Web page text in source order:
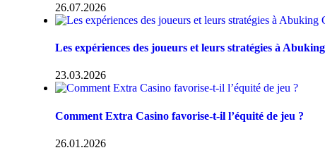
26.07.2026
Les expériences des joueurs et leurs stratégies à
23.03.2026
Comment Extra Casino favorise-t-il l’équité de jeu ?
26.01.2026